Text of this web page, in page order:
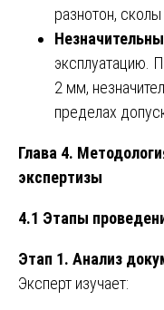
разнотон,
эксплуатацию.
2 мм,
пределах
Глава 4.
экспертизы
4.1 Этапы
Этап 1. Анализ
Эксперт изучает: